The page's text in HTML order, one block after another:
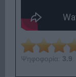
Ψηφοφορία: 3.9